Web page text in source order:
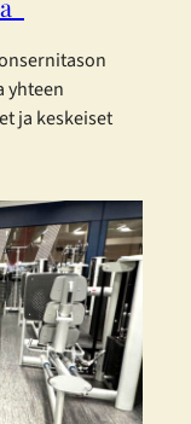
yhteen
ja keskeiset
lakisääteisen
päättänyt
mukaillen
Advisory
Päätös perustuu